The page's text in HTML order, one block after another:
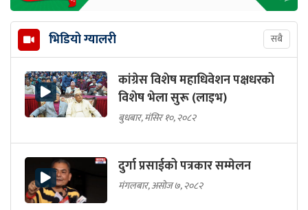
भिडियो ग्यालरी सबै
कांग्रेस विशेष महाधिवेशन पक्षधरको
विशेष भेला सुरू (लाइभ)
बुधबार, मंसिर १०, २०८२
दुर्गा प्रसाईको पत्रकार सम्मेलन
मंगलबार, असोज ७, २०८२